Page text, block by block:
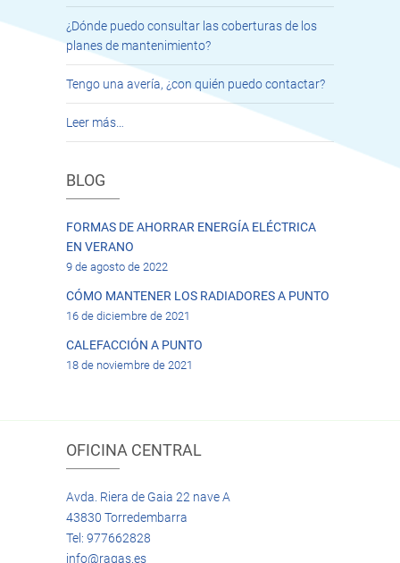
¿Dónde puedo consultar las coberturas de los
planes de mantenimiento?
Tengo una avería, ¿con quién puedo contactar?
Leer más…
BLOG
FORMAS DE AHORRAR ENERGÍA ELÉCTRICA
EN VERANO
9 de agosto de 2022
CÓMO MANTENER LOS RADIADORES A PUNTO
16 de diciembre de 2021
CALEFACCIÓN A PUNTO
18 de noviembre de 2021
OFICINA CENTRAL
Avda. Riera de Gaia 22 nave A
43830 Torredembarra
Tel: 977662828
info@ragas.es